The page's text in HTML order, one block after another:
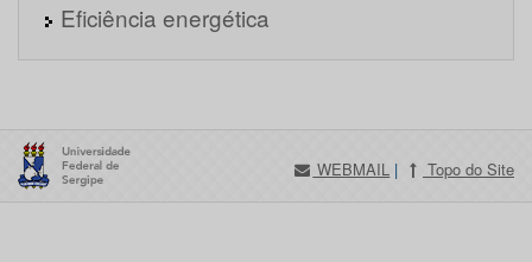
Eficiência energética
WEBMAIL | Topo do Site